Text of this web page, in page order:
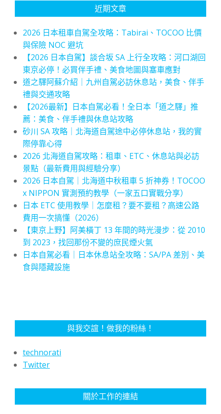
近期文章
2026 日本租車自駕全攻略：Tabirai、TOCOO 比價
與保險 NOC 避坑
【2026 日本自駕】談合坂 SA 上行全攻略：河口湖回
東京必停！必買伴手禮、美食地圖與塞車應對
道之驛阿蘇介紹｜九州自駕必訪休息站，美食、伴手
禮與交通攻略
【2026最新】日本自駕必看！全日本「道之驛」推
薦：美食、伴手禮與休息站攻略
砂川 SA 攻略｜北海道自駕途中必停休息站，我的實
際停靠心得
2026 北海道自駕攻略：租車、ETC、休息站與必訪
景點（最新費用與經驗分享）
2026 日本自駕｜北海道中秋租車 5 折神券！TOCOO
x NIPPON 實測預約教學（一家五口實戰分享）
日本 ETC 使用教學｜怎麼租？要不要租？高速公路
費用一次搞懂（2026）
【東京上野】阿美橫丁 13 年間的時光漫步：從 2010
到 2023，找回那份不變的庶民煙火氣
日本自駕必看｜日本休息站全攻略：SA/PA 差別、美
食與隱藏設施
與我交誼！做我的粉絲！
technorati
Twitter
關於工作的連結